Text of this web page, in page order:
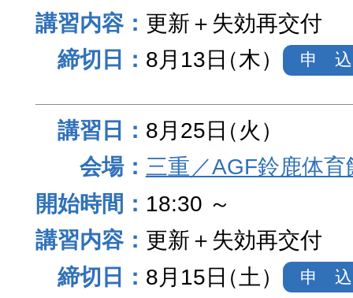
更新＋失効再交付
8月13日（木） 申 込
8月25日（火）
三重／AGF鈴鹿体育
18:30 ～
更新＋失効再交付
8月15日（土） 申 込